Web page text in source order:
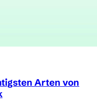
Arten von